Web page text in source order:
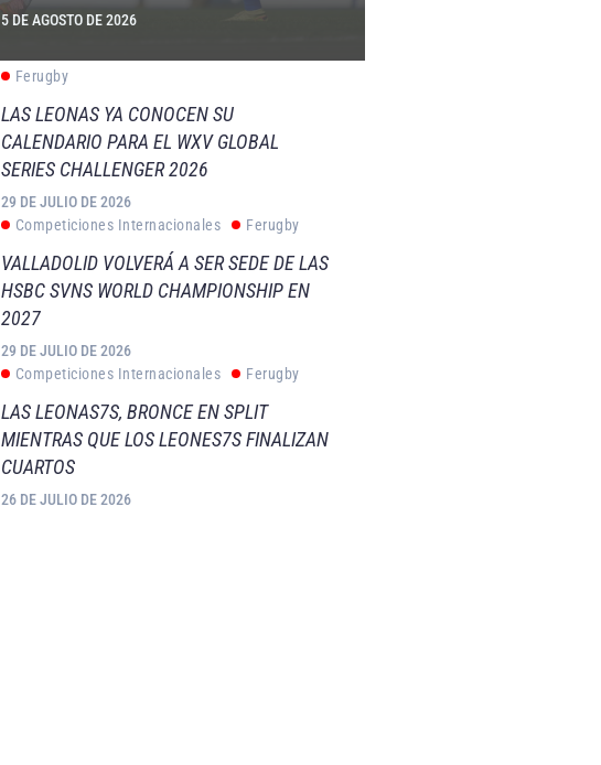
5 DE AGOSTO DE 2026
Ferugby
LAS LEONAS YA CONOCEN SU
CALENDARIO PARA EL WXV GLOBAL
SERIES CHALLENGER 2026
29 DE JULIO DE 2026
Competiciones Internacionales
Ferugby
VALLADOLID VOLVERÁ A SER SEDE DE LAS
HSBC SVNS WORLD CHAMPIONSHIP EN
2027
29 DE JULIO DE 2026
Competiciones Internacionales
Ferugby
LAS LEONAS7S, BRONCE EN SPLIT
MIENTRAS QUE LOS LEONES7S FINALIZAN
CUARTOS
26 DE JULIO DE 2026